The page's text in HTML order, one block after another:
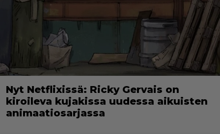
Nyt Netflixissä: Ricky Gervais on
kiroileva kujakissa uudessa aikuisten
animaatiosarjassa